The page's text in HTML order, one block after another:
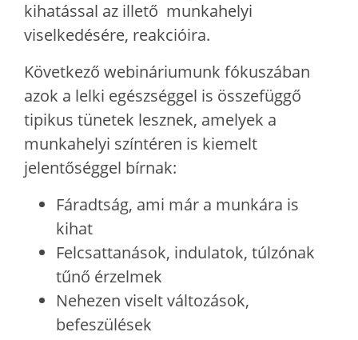
kihatással az illető munkahelyi
viselkedésére, reakcióira.
Következő webináriumunk fókuszában
azok a lelki egészséggel is összefüggő
tipikus tünetek lesznek, amelyek a
munkahelyi színtéren is kiemelt
jelentőséggel bírnak:
Fáradtság, ami már a munkára is
kihat
Felcsattanások, indulatok, túlzónak
tűnő érzelmek
Nehezen viselt változások,
befeszülések